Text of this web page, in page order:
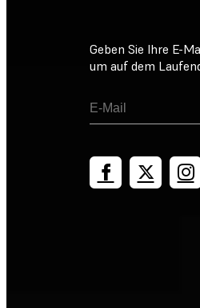
Geben Sie Ihre E-
um auf dem